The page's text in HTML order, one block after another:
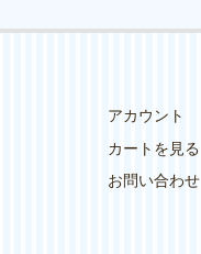
アカウント
カートを見る
お問い合わせ